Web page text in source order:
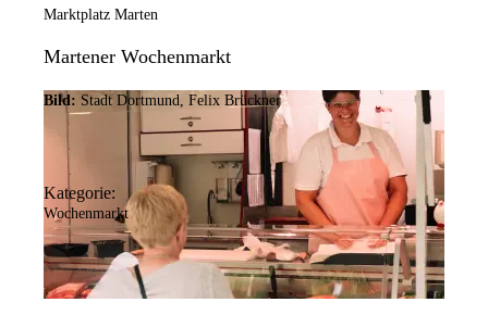
Marktplatz Marten
Martener Wochenmarkt
Bild: Stadt Dortmund, Felix Brückner
Kategorie:
Wochenmarkt